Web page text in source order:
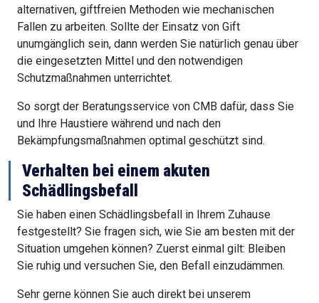
alternativen, giftfreien Methoden wie mechanischen
Fallen zu arbeiten. Sollte der Einsatz von Gift
unumgänglich sein, dann werden Sie natürlich genau über
die eingesetzten Mittel und den notwendigen
Schutzmaßnahmen unterrichtet.
So sorgt der Beratungsservice von CMB dafür, dass Sie
und Ihre Haustiere während und nach den
Bekämpfungsmaßnahmen optimal geschützt sind.
Verhalten bei einem akuten
Schädlingsbefall
Sie haben einen Schädlingsbefall in Ihrem Zuhause
festgestellt? Sie fragen sich, wie Sie am besten mit der
Situation umgehen können? Zuerst einmal gilt: Bleiben
Sie ruhig und versuchen Sie, den Befall einzudämmen.
Sehr gerne können Sie auch direkt bei unserem